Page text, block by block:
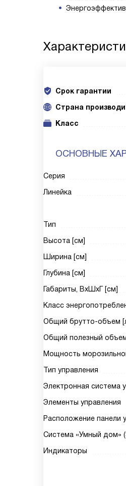
Срок гарантии
Cтрана
Класс
ОСНОВНЫЕ
Серия
Линейка
Тип
Высота [см]
Ширина [см]
Глубина [см]
Габариты, ВxШxГ [см]
Класс
Общий брутто-объем
Общий полезный
Мощность
Тип управления
Электронная система
Элементы управления
Расположение панели
Система «Умный дом»
Индикаторы